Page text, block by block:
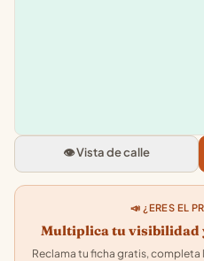
👁️ Vista de calle
📣 ¿ERES EL
Multiplica tu visibilidad
Reclama tu ficha gratis,